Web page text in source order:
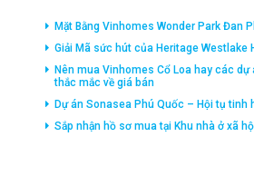
Mặt Bằng Vinhomes Wonder Park Đan
Giải Mã sức hút của Heritage Westlake
Nên mua Vinhomes Cổ Loa hay các dự
thắc mắc về giá bán
Dự án Sonasea Phú Quốc – Hội tụ tinh
Sắp nhận hồ sơ mua tại Khu nhà ở xã